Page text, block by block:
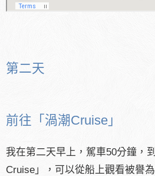
第二天
前往「渦潮Cruise」
我在第二天早上，駕車50分鐘，
Cruise」，可以從船上觀看被譽